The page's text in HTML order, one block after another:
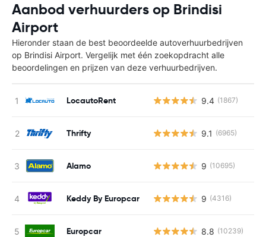
Aanbod verhuurders op Brindisi
Airport
Hieronder staan de best beoordeelde autoverhuurbedrijven
op Brindisi Airport. Vergelijk met één zoekopdracht alle
beoordelingen en prijzen van deze verhuurbedrijven.
LocautoRent 9.4 (1867)
Thrifty 9.1 (6965)
Alamo 9 (10695)
Keddy By Europcar 9 (4316)
Europcar 8.8 (10239)